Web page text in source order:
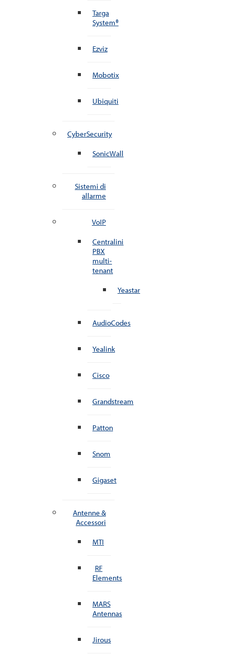
Targa
System®
Ezviz
Mobotix
Ubiquiti
CyberSecurity
SonicWall
Sistemi di
allarme
VoIP
Centralini
PBX
multi-
tenant
Yeastar
AudioCodes
Yealink
Cisco
Grandstream
Patton
Snom
Gigaset
Antenne &
Accessori
MTI
RF
Elements
MARS
Antennas
Jirous